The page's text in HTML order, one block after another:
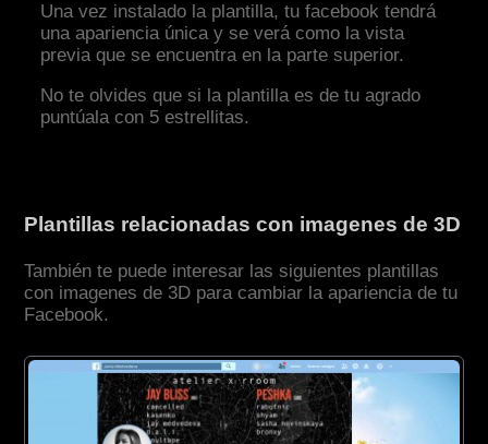
Una vez instalado la plantilla, tu facebook tendrá
una apariencia única y se verá como la vista
previa que se encuentra en la parte superior.
No te olvides que si la plantilla es de tu agrado
puntúala con 5 estrellitas.
Plantillas relacionadas con imagenes de 3D
También te puede interesar las siguientes plantillas
con imagenes de 3D para cambiar la apariencia de tu
Facebook.